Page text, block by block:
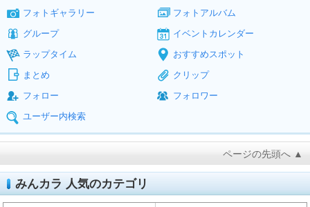
フォトギャラリー
フォトアルバム
グループ
イベントカレンダー
ラップタイム
おすすめスポット
まとめ
クリップ
フォロー
フォロワー
ユーザー内検索
ページの先頭へ ▲
みんカラ 人気のカテゴリ